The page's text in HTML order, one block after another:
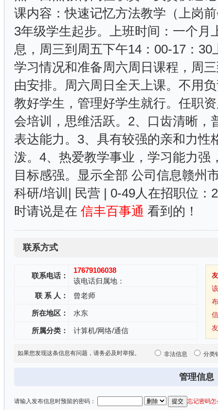
课内容：快速记忆方法教学（上岗
3年级学生起步。上班时间：一个月
息，周三到周五下午14：00-17：
学习情况和准备周六周日课程，周
由安排。周六周日全天上课。不用
教好学生，管理好学生就行。任职
会培训，思维活跃。2、口齿清晰，
表达能力。3、具有较强的亲和力性
泼。4、热爱教学事业，学习能力强
目标感强。显示全部 公司信息赣州
科研/培训| 民营 | 0-49人在招职位
时请说是在 信丰百事通 看到的！
联系方式
联系电话：
17679106038
该电话归属地：
联 系 人：
曾老师
所在地区： 水东
所属分类： 计算机/网络/通信
如果您发现这条信息有问题，请务必及时举报。 非法信息 分
管理信息
请输入发布信息时预留的密码： 忘记密码怎